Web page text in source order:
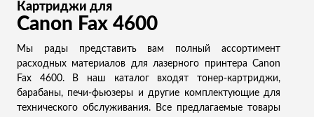
Картриджи для
Canon Fax 4600
Мы рады представить вам полный ассортимент
расходных материалов для лазерного принтера Canon
Fax 4600. В наш каталог входят тонер-картриджи,
барабаны, печи-фьюзеры и другие комплектующие для
технического обслуживания. Все предлагаемые товары